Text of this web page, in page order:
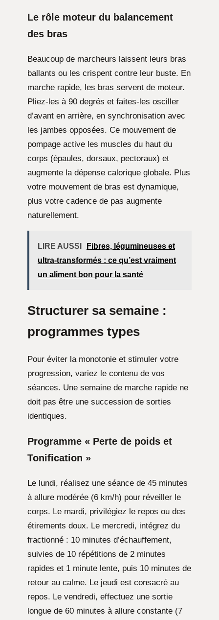
Le rôle moteur du balancement
des bras
Beaucoup de marcheurs laissent leurs bras
ballants ou les crispent contre leur buste. En
marche rapide, les bras servent de moteur.
Pliez-les à 90 degrés et faites-les osciller
d’avant en arrière, en synchronisation avec
les jambes opposées. Ce mouvement de
pompage active les muscles du haut du
corps (épaules, dorsaux, pectoraux) et
augmente la dépense calorique globale. Plus
votre mouvement de bras est dynamique,
plus votre cadence de pas augmente
naturellement.
LIRE AUSSI
Fibres, légumineuses et
ultra-transformés : ce qu’est vraiment
un aliment bon pour la santé
Structurer sa semaine :
programmes types
Pour éviter la monotonie et stimuler votre
progression, variez le contenu de vos
séances. Une semaine de marche rapide ne
doit pas être une succession de sorties
identiques.
Programme « Perte de poids et
Tonification »
Le lundi, réalisez une séance de 45 minutes
à allure modérée (6 km/h) pour réveiller le
corps. Le mardi, privilégiez le repos ou des
étirements doux. Le mercredi, intégrez du
fractionné : 10 minutes d’échauffement,
suivies de 10 répétitions de 2 minutes
rapides et 1 minute lente, puis 10 minutes de
retour au calme. Le jeudi est consacré au
repos. Le vendredi, effectuez une sortie
longue de 60 minutes à allure constante (7